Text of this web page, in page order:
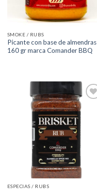
SMOKE / RUBS
Picante con base de almendras
160 gr marca Comander BBQ
Añadir
lista de
ESPECIAS / RUBS